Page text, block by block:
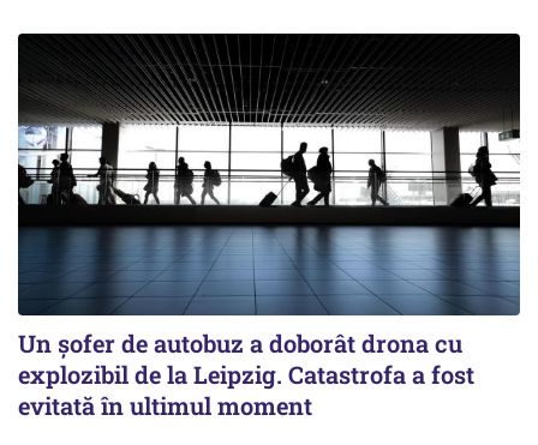
Un șofer de autobuz a doborât drona cu
explozibil de la Leipzig. Catastrofa a fost
evitată în ultimul moment